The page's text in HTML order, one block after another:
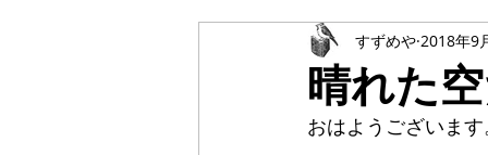
晴れた
すずめや 2018年9
おはようございま